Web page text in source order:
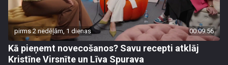
pirms 2 nedēļām, 1 dienas 00:09:56
Kā pieņemt novecošanos? Savu recepti atklāj
Kristīne Virsnīte un Līva Spurava